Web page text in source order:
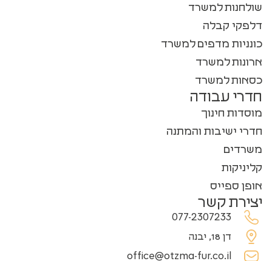
שולחנות למשרד
דלפקי קבלה
כונניות מדפים למשרד
ארונות למשרד
כסאות למשרד
חדרי עבודה
מוסדות חינוך
חדרי ישיבות והמתנה
משרדים
קליניקות
אופן ספייס
יצירת קשר
077-2307233
דן 18, יבנה
office@otzma-fur.co.il